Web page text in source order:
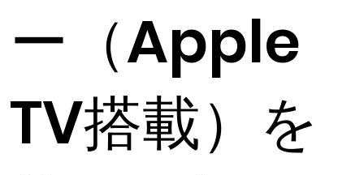
ー（Apple
TV搭載）を